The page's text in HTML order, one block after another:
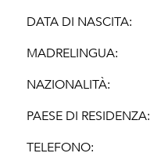
DATA DI NASCITA:
MADRELINGUA:
NAZIONALITÀ:
PAESE DI RESIDENZA:
TELEFONO: